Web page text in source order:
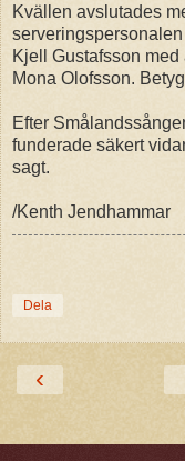
Kvällen avslutades
Kjell Gustafsson
Mona Olofsson.
Efter
funderade säkert
sagt.
/Kenth Jendhammar
Dela
‹